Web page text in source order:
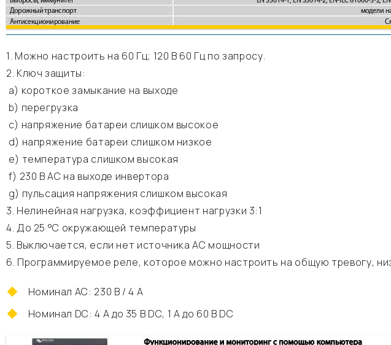
1. Можно настроить на 60 Гц; 120 В 60 Гц по запросу.
2. Ключ защиты:
а) короткое замыкание на выходе
b) перегрузка
c) напряжение батареи слишком высокое
d) напряжение батареи слишком низкое
e) температура слишком высокая
f) 230 В АС на выходе инвертора
g) пульсация напряжения слишком высокая
3. Нелинейная нагрузка, коэффициент нагрузки 3:1
4. До 25 °C окружающей температуры
5. Выключается, если нет источника АС мощности
6. Программируемое реле, которое можно настроить на общую тревогу,
Номинал АС: 230 В / 4 A
Номинал DC: 4 A до 35 В DC, 1 A до 60 В DC